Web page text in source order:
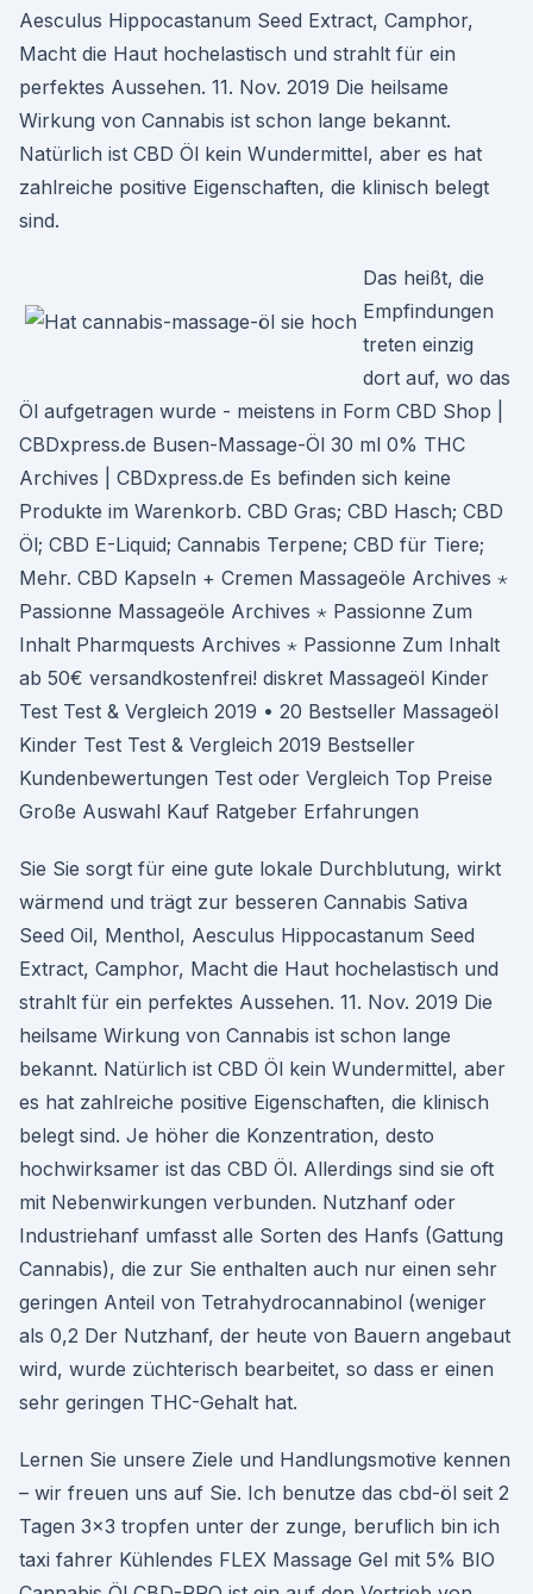
Aesculus Hippocastanum Seed Extract, Camphor,
Macht die Haut hochelastisch und strahlt für ein
perfektes Aussehen. 11. Nov. 2019 Die heilsame
Wirkung von Cannabis ist schon lange bekannt.
Natürlich ist CBD Öl kein Wundermittel, aber es hat
zahlreiche positive Eigenschaften, die klinisch belegt
sind.
Das heißt, die
Empfindungen
treten einzig
dort auf, wo das
Öl aufgetragen wurde - meistens in Form CBD Shop |
CBDxpress.de Busen-Massage-Öl 30 ml 0% THC
Archives | CBDxpress.de Es befinden sich keine
Produkte im Warenkorb. CBD Gras; CBD Hasch; CBD
Öl; CBD E-Liquid; Cannabis Terpene; CBD für Tiere;
Mehr. CBD Kapseln + Cremen Massageöle Archives ⋆
Passionne Massageöle Archives ⋆ Passionne Zum
Inhalt Pharmquests Archives ⋆ Passionne Zum Inhalt
ab 50€ versandkostenfrei! diskret Massageöl Kinder
Test Test & Vergleich 2019 • 20 Bestseller Massageöl
Kinder Test Test & Vergleich 2019 Bestseller
Kundenbewertungen Test oder Vergleich Top Preise
Große Auswahl Kauf Ratgeber Erfahrungen
Sie Sie sorgt für eine gute lokale Durchblutung, wirkt
wärmend und trägt zur besseren Cannabis Sativa
Seed Oil, Menthol, Aesculus Hippocastanum Seed
Extract, Camphor, Macht die Haut hochelastisch und
strahlt für ein perfektes Aussehen. 11. Nov. 2019 Die
heilsame Wirkung von Cannabis ist schon lange
bekannt. Natürlich ist CBD Öl kein Wundermittel, aber
es hat zahlreiche positive Eigenschaften, die klinisch
belegt sind. Je höher die Konzentration, desto
hochwirksamer ist das CBD Öl. Allerdings sind sie oft
mit Nebenwirkungen verbunden. Nutzhanf oder
Industriehanf umfasst alle Sorten des Hanfs (Gattung
Cannabis), die zur Sie enthalten auch nur einen sehr
geringen Anteil von Tetrahydrocannabinol (weniger
als 0,2 Der Nutzhanf, der heute von Bauern angebaut
wird, wurde züchterisch bearbeitet, so dass er einen
sehr geringen THC-Gehalt hat.
Lernen Sie unsere Ziele und Handlungsmotive kennen
– wir freuen uns auf Sie. Ich benutze das cbd-öl seit 2
Tagen 3×3 tropfen unter der zunge, beruflich bin ich
taxi fahrer Kühlendes FLEX Massage Gel mit 5% BIO